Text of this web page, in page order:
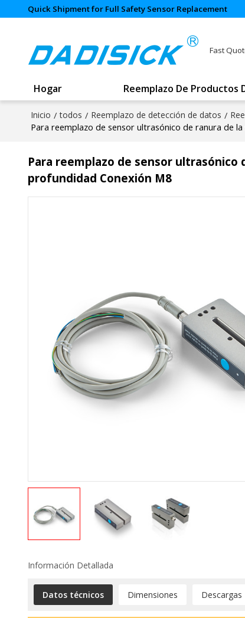
Quick Shipment for Full Safety Sensor Replacement
Fast
Hogar Reemplazo De Productos
Inicio / todos / Reemplazo de detección de datos /
Para reemplazo de sensor ultrasónico de ranura de
Para reemplazo de sensor ultrasónico
profundidad Conexión M8
Información Detallada
Datos técnicos Dimensiones Descargas